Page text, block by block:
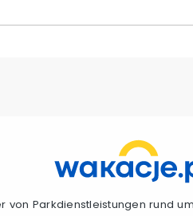
von Parkdienstleistungen rund um